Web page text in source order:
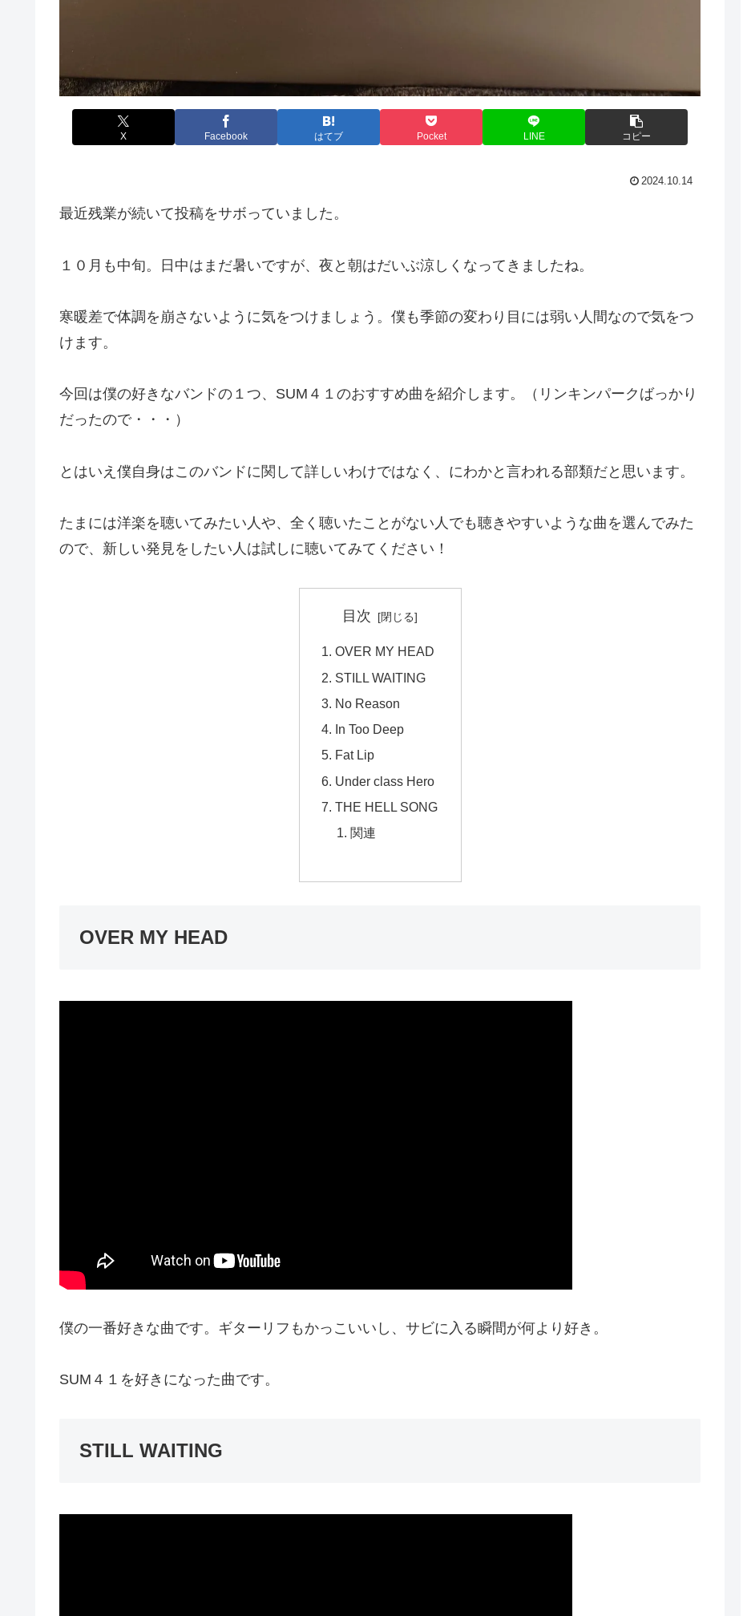
X Facebook はてブ Pocket LINE コピー
2024.10.14
最近残業が続いて投稿をサボっていました。
１０月も中旬。日中はまだ暑いですが、夜と朝はだいぶ涼しくなってきましたね。
寒暖差で体調を崩さないように気をつけましょう。僕も季節の変わり目には弱い人間なので気をつ
けます。
今回は僕の好きなバンドの１つ、SUM４１のおすすめ曲を紹介します。（リンキンパークばっかり
だったので・・・）
とはいえ僕自身はこのバンドに関して詳しいわけではなく、にわかと言われる部類だと思います。
たまには洋楽を聴いてみたい人や、全く聴いたことがない人でも聴きやすいような曲を選んでみた
ので、新しい発見をしたい人は試しに聴いてみてください！
目次
OVER MY HEAD
STILL WAITING
No Reason
In Too Deep
Fat Lip
Under class Hero
THE HELL SONG
関連
OVER MY HEAD
僕の一番好きな曲です。ギターリフもかっこいいし、サビに入る瞬間が何より好き。
SUM４１を好きになった曲です。
STILL WAITING